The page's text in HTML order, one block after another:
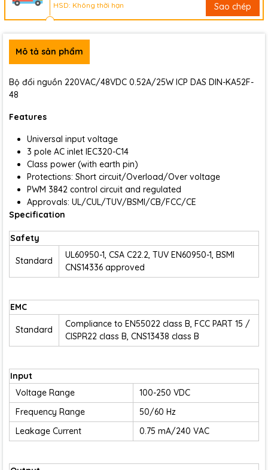
HSD: Không thời hạn
Sao chép
Mô tả sản phẩm
Bộ đổi nguồn 220VAC/48VDC 0.52A/25W ICP DAS DIN-KA52F-
48
Features
Universal input voltage
3 pole AC inlet IEC320-C14
Class power (with earth pin)
Protections: Short circuit/Overload/Over voltage
PWM 3842 control circuit and regulated
Approvals: UL/CUL/TUV/BSMI/CB/FCC/CE
Specification
Safety
Standard
UL60950-1, CSA C22.2, TUV EN60950-1, BSMI
CNS14336 approved
EMC
Standard
Compliance to EN55022 class B, FCC PART 15 /
CISPR22 class B, CNS13438 class B
Input
Voltage Range
100-250 VDC
Frequency Range
50/60 Hz
Leakage Current
0.75 mA/240 VAC